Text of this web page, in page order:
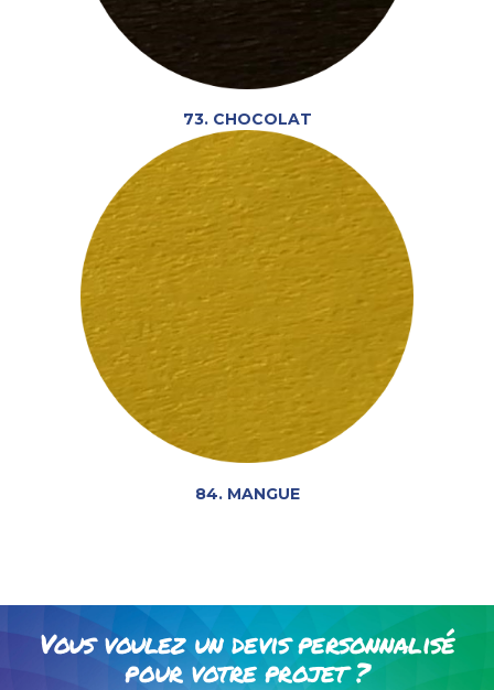
73. CHOCOLAT
84. MANGUE
Vous voulez un devis personnalisé
pour votre projet ?